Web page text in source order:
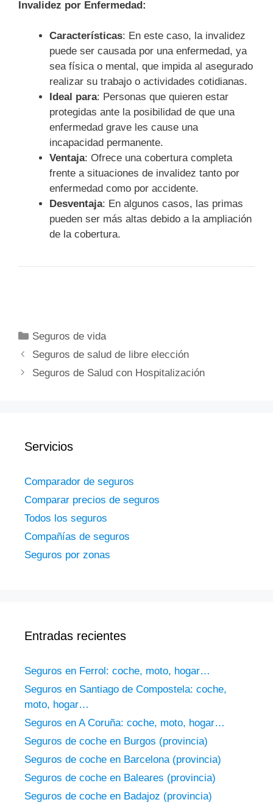
Invalidez por Enfermedad:
Características: En este caso, la invalidez
puede ser causada por una enfermedad, ya
sea física o mental, que impida al asegurado
realizar su trabajo o actividades cotidianas.
Ideal para: Personas que quieren estar
protegidas ante la posibilidad de que una
enfermedad grave les cause una
incapacidad permanente.
Ventaja: Ofrece una cobertura completa
frente a situaciones de invalidez tanto por
enfermedad como por accidente.
Desventaja: En algunos casos, las primas
pueden ser más altas debido a la ampliación
de la cobertura.
Categorías
Seguros de vida
Seguros de salud de libre elección
Seguros de Salud con Hospitalización
Servicios
Comparador de seguros
Comparar precios de seguros
Todos los seguros
Compañías de seguros
Seguros por zonas
Entradas recientes
Seguros en Ferrol: coche, moto, hogar…
Seguros en Santiago de Compostela: coche,
moto, hogar…
Seguros en A Coruña: coche, moto, hogar…
Seguros de coche en Burgos (provincia)
Seguros de coche en Barcelona (provincia)
Seguros de coche en Baleares (provincia)
Seguros de coche en Badajoz (provincia)